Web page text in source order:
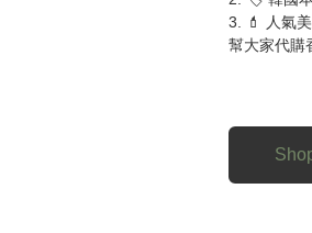
3. 💄 人氣
幫大家代購
不管是你在
迎直接